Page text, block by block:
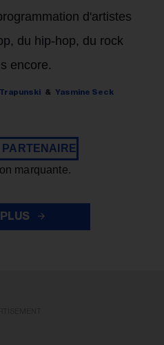
d'artistes
du hip-hop, du rock
encore.
Yasmine Seck
marquante.
PLUS